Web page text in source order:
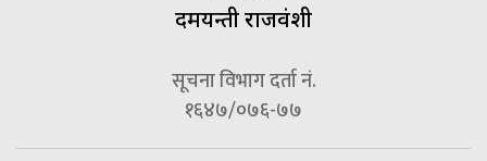
दमयन्ती राजवंशी
सूचना विभाग दर्ता नं.
१६४७/०७६-७७